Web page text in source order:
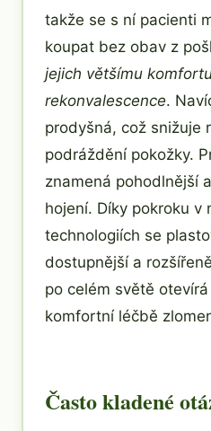
takže se s ní pacienti
koupat bez obav z
jejich většímu
rekonvalescence.
prodyšná, což snižuje
podráždění pokožky.
znamená pohodlnější
hojení. Díky pokroku v
technologiích se
dostupnější a
po celém světě
komfortní léčbě
Často kladené